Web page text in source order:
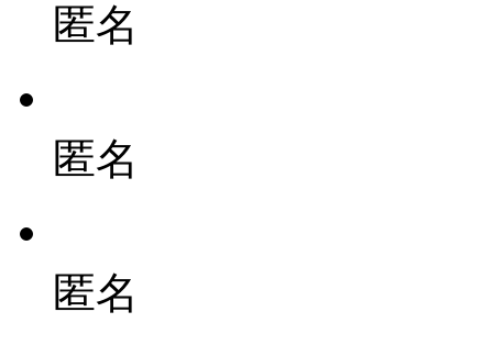
匿名
匿名
匿名